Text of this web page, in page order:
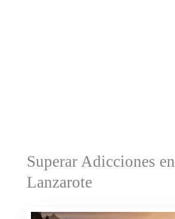
Superar Adicciones en
Lanzarote